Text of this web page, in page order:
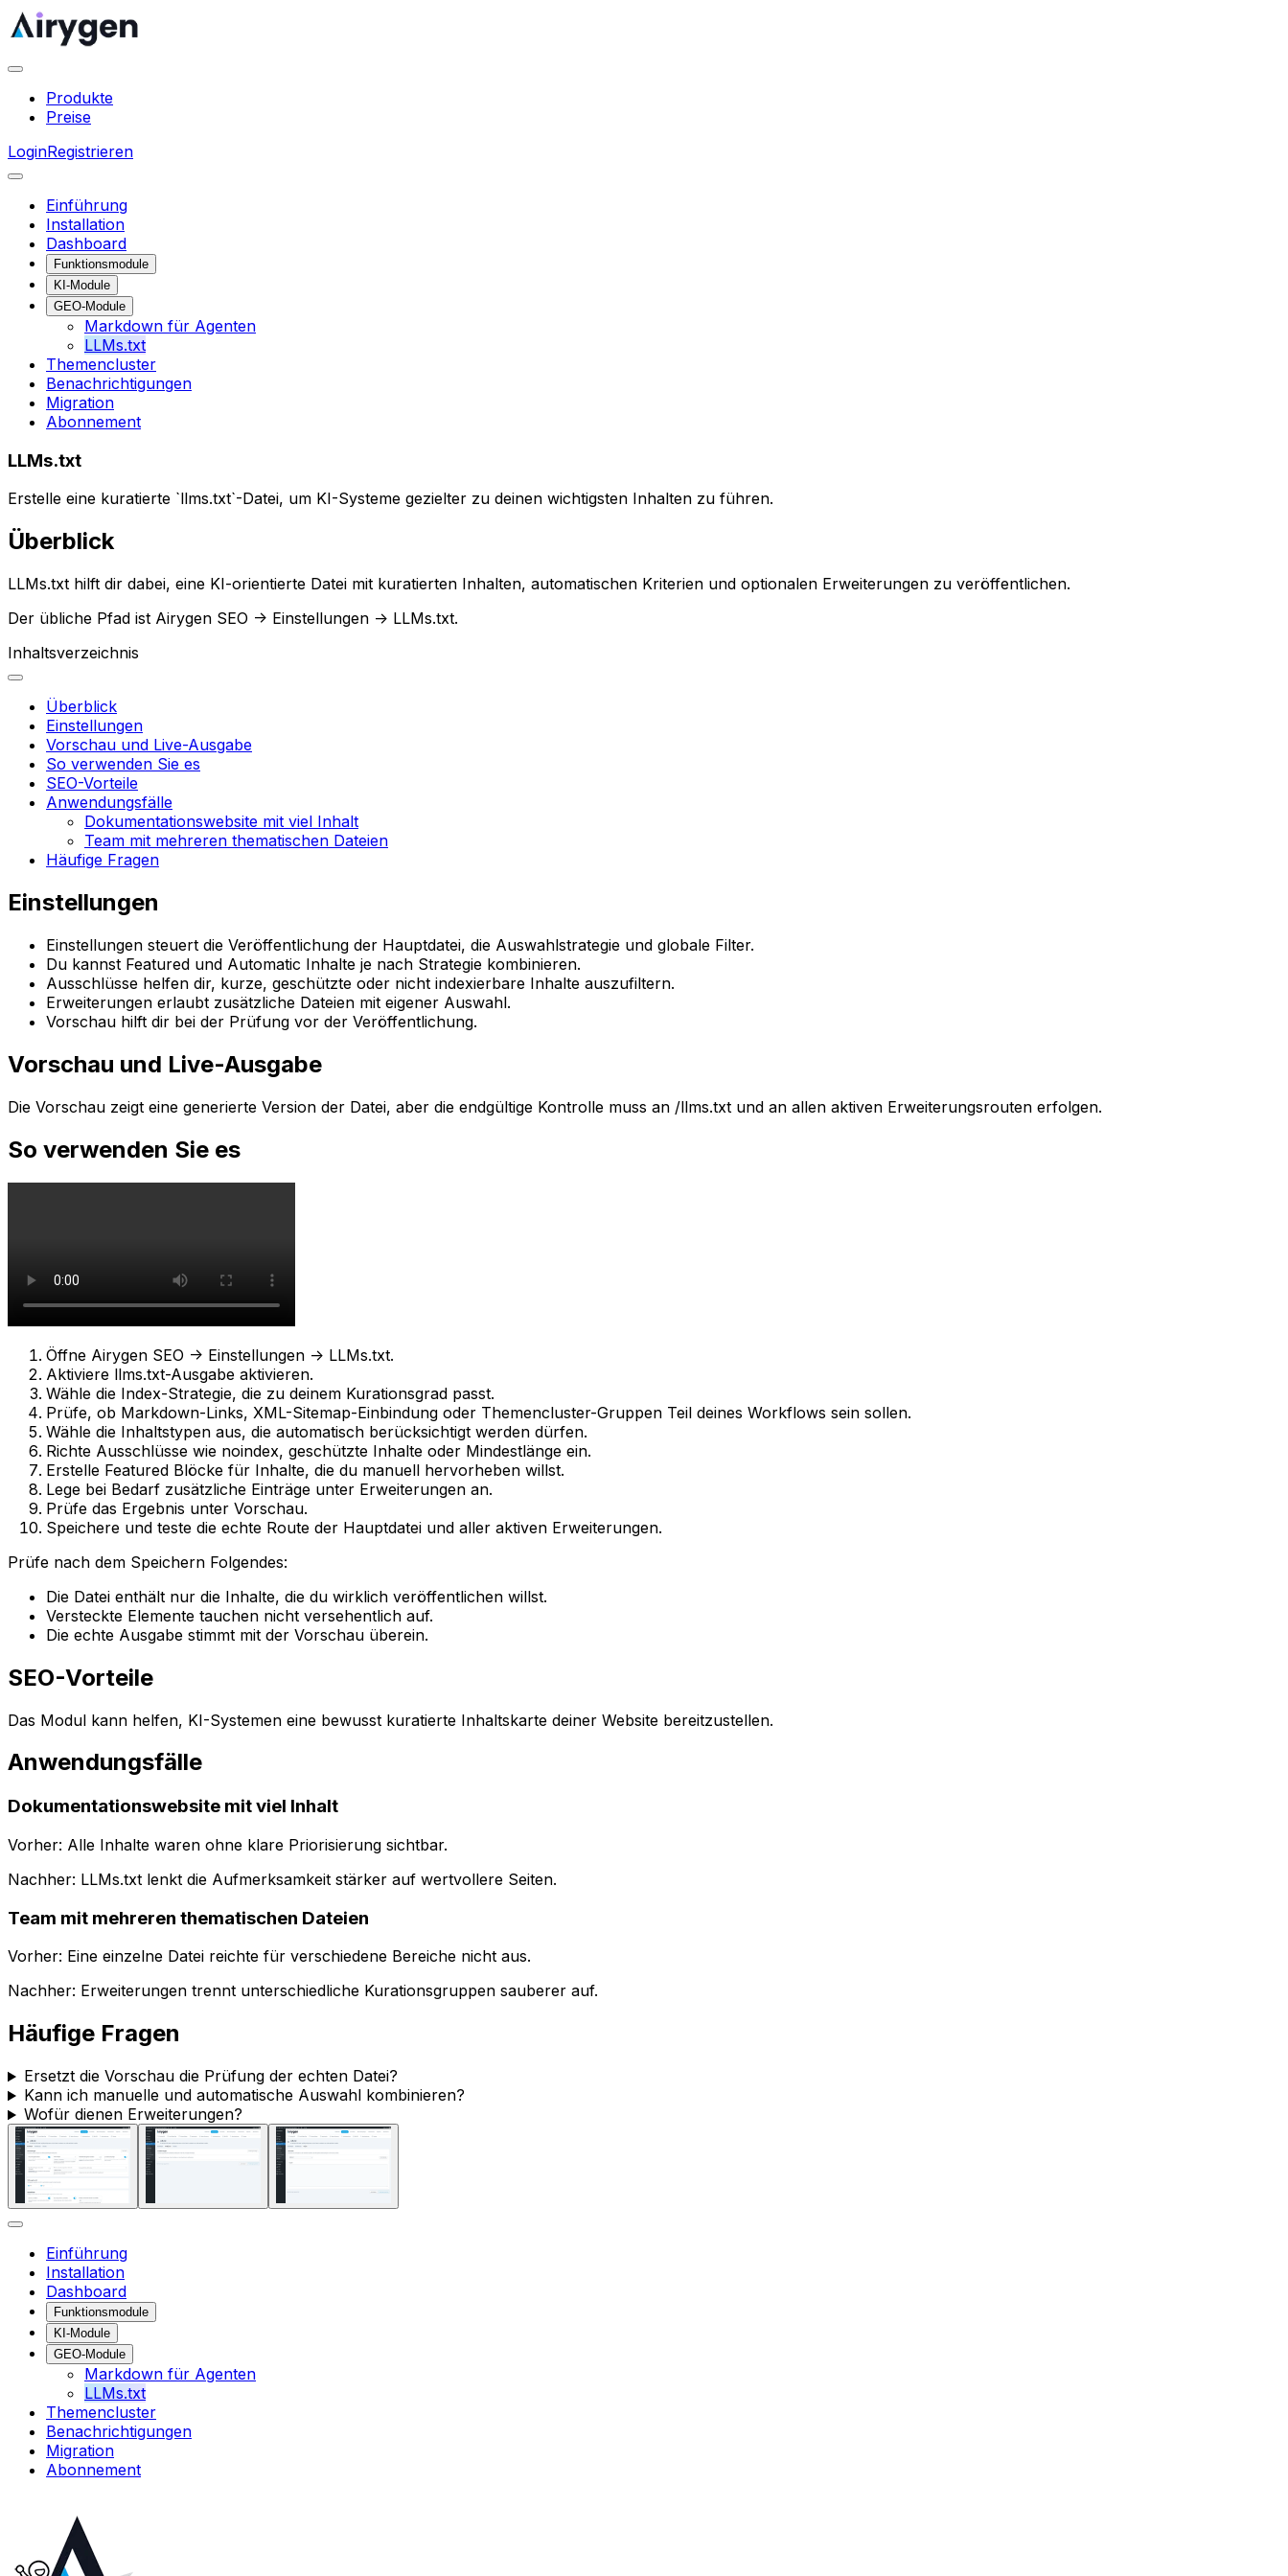
Produkte
Preise
LoginRegistrieren
Einführung
Installation
Dashboard
Funktionsmodule
KI-Module
GEO-Module
Markdown für Agenten
LLMs.txt
Themencluster
Benachrichtigungen
Migration
Abonnement
LLMs.txt
Erstelle eine kuratierte `llms.txt`-Datei, um KI-Systeme gezielter zu deinen wichtigsten Inhalten zu führen.
Überblick
LLMs.txt hilft dir dabei, eine KI-orientierte Datei mit kuratierten Inhalten, automatischen Kriterien und optionalen Erweiterungen zu veröffentlichen.
Der übliche Pfad ist Airygen SEO -> Einstellungen -> LLMs.txt.
Inhaltsverzeichnis
Überblick
Einstellungen
Vorschau und Live-Ausgabe
So verwenden Sie es
SEO-Vorteile
Anwendungsfälle
Dokumentationswebsite mit viel Inhalt
Team mit mehreren thematischen Dateien
Häufige Fragen
Einstellungen
Einstellungen steuert die Veröffentlichung der Hauptdatei, die Auswahlstrategie und globale Filter.
Du kannst Featured und Automatic Inhalte je nach Strategie kombinieren.
Ausschlüsse helfen dir, kurze, geschützte oder nicht indexierbare Inhalte auszufiltern.
Erweiterungen erlaubt zusätzliche Dateien mit eigener Auswahl.
Vorschau hilft dir bei der Prüfung vor der Veröffentlichung.
Vorschau und Live-Ausgabe
Die Vorschau zeigt eine generierte Version der Datei, aber die endgültige Kontrolle muss an /llms.txt und an allen aktiven Erweiterungsrouten erfolgen.
So verwenden Sie es
Öffne Airygen SEO -> Einstellungen -> LLMs.txt.
Aktiviere llms.txt-Ausgabe aktivieren.
Wähle die Index-Strategie, die zu deinem Kurationsgrad passt.
Prüfe, ob Markdown-Links, XML-Sitemap-Einbindung oder Themencluster-Gruppen Teil deines Workflows sein sollen.
Wähle die Inhaltstypen aus, die automatisch berücksichtigt werden dürfen.
Richte Ausschlüsse wie noindex, geschützte Inhalte oder Mindestlänge ein.
Erstelle Featured Blöcke für Inhalte, die du manuell hervorheben willst.
Lege bei Bedarf zusätzliche Einträge unter Erweiterungen an.
Prüfe das Ergebnis unter Vorschau.
Speichere und teste die echte Route der Hauptdatei und aller aktiven Erweiterungen.
Prüfe nach dem Speichern Folgendes:
Die Datei enthält nur die Inhalte, die du wirklich veröffentlichen willst.
Versteckte Elemente tauchen nicht versehentlich auf.
Die echte Ausgabe stimmt mit der Vorschau überein.
SEO-Vorteile
Das Modul kann helfen, KI-Systemen eine bewusst kuratierte Inhaltskarte deiner Website bereitzustellen.
Anwendungsfälle
Dokumentationswebsite mit viel Inhalt
Vorher: Alle Inhalte waren ohne klare Priorisierung sichtbar.
Nachher: LLMs.txt lenkt die Aufmerksamkeit stärker auf wertvollere Seiten.
Team mit mehreren thematischen Dateien
Vorher: Eine einzelne Datei reichte für verschiedene Bereiche nicht aus.
Nachher: Erweiterungen trennt unterschiedliche Kurationsgruppen sauberer auf.
Häufige Fragen
Ersetzt die Vorschau die Prüfung der echten Datei?
Kann ich manuelle und automatische Auswahl kombinieren?
Wofür dienen Erweiterungen?
Einführung
Installation
Dashboard
Funktionsmodule
KI-Module
GEO-Module
Markdown für Agenten
LLMs.txt
Themencluster
Benachrichtigungen
Migration
Abonnement